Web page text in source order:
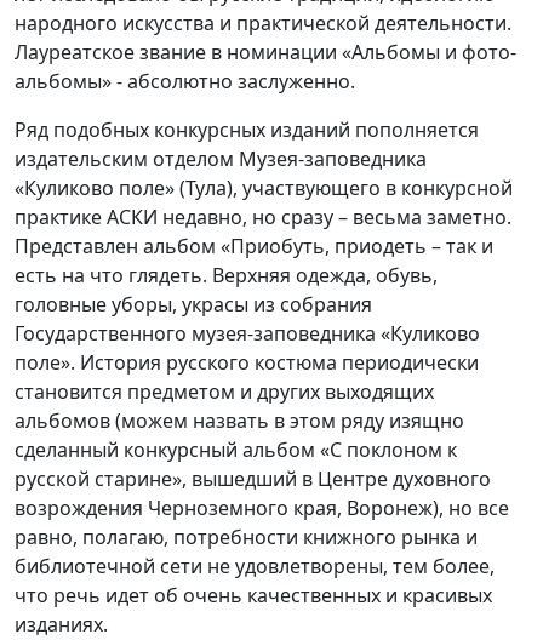
народного искусства и практической деятельности.
Лауреатское звание в номинации «Альбомы и фото-
альбомы» - абсолютно заслуженно.
Ряд подобных конкурсных изданий пополняется
издательским отделом Музея-заповедника
«Куликово поле» (Тула), участвующего в конкурсной
практике АСКИ недавно, но сразу – весьма заметно.
Представлен альбом «Приобуть, приодеть – так и
есть на что глядеть. Верхняя одежда, обувь,
головные уборы, украсы из собрания
Государственного музея-заповедника «Куликово
поле». История русского костюма периодически
становится предметом и других выходящих
альбомов (можем назвать в этом ряду изящно
сделанный конкурсный альбом «С поклоном к
русской старине», вышедший в Центре духовного
возрождения Черноземного края, Воронеж), но все
равно, полагаю, потребности книжного рынка и
библиотечной сети не удовлетворены, тем более,
что речь идет об очень качественных и красивых
изданиях.